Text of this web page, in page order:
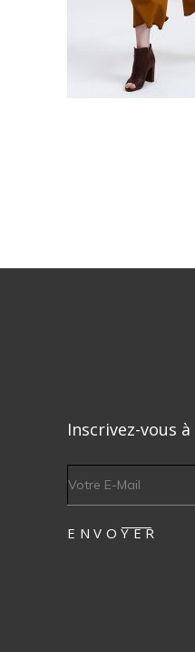
Inscrivez-vous